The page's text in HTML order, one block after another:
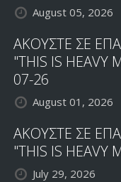
August 05, 2026
ΑΚΟΥΣΤΕ ΣΕ
"THIS IS
07-26
August 01, 2026
ΑΚΟΥΣΤΕ ΣΕ
"THIS IS HEAVY
July 29, 2026